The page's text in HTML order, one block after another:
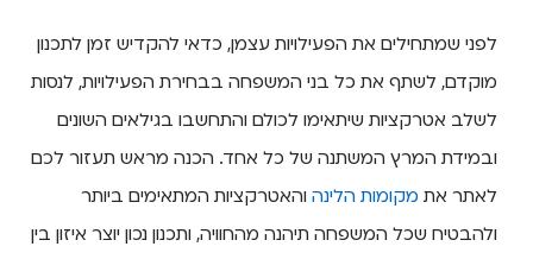
לפני שמתחילים את הפעילויות עצמן, כדאי להקדיש זמן לתכנון
מוקדם, לשתף את כל בני המשפחה בבחירת הפעילויות, לנסות
לשלב אטרקציות שיתאימו לכולם והתחשבו בגילאים השונים
ובמידת המרץ המשתנה של כל אחד. הכנה מראש תעזור לכם
לאתר את מקומות הלינה והאטרקציות המתאימים ביותר
ולהבטיח שכל המשפחה תיהנה מהחוויה, ותכנון נכון יוצר איזון בין